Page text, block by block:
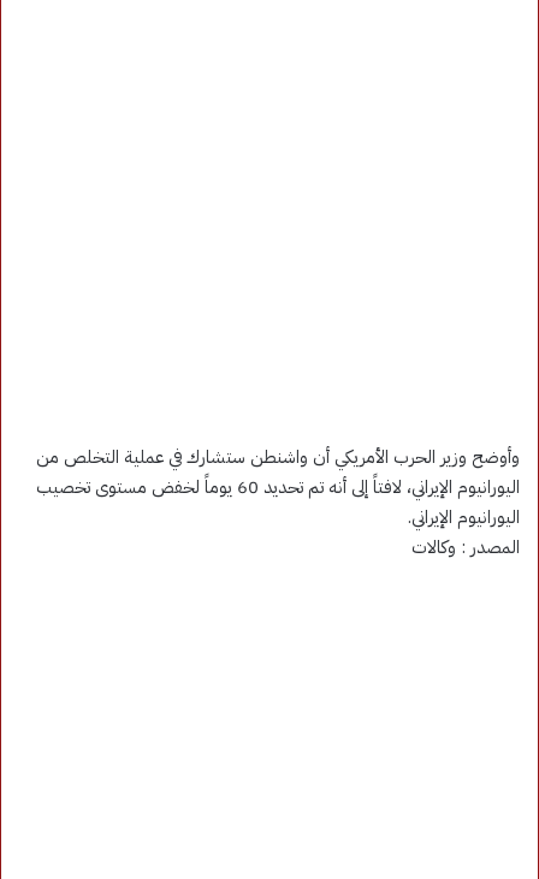
وأوضح وزير الحرب الأمريكي أن واشنطن ستشارك في عملية التخلص من
اليورانيوم الإيراني، لافتاً إلى أنه تم تحديد 60 يوماً لخفض مستوى تخصيب
اليورانيوم الإيراني.
المصدر : وكالات